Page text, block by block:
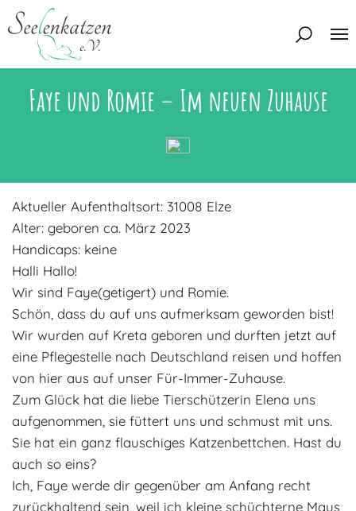
Über uns
Mitglied werden
Eine Katze adoptieren
Interessentenbogen
Zuhause gesucht
Zuhause gefunden
Regenbogenbrücke
Adoptantenberichte
Infos rund um die Katze
Deine Hilfe
Kontakt
Interessentenbogen
Kontaktformular
FAQ
Blog
Faye und Romie – Im neuen Zuhause
Aktueller Aufenthaltsort: 31008 Elze
Alter: geboren ca. März 2023
Handicaps: keine
Halli Hallo!
Wir sind Faye(getigert) und Romie.
Schön, dass du auf uns aufmerksam geworden bist!
Wir wurden auf Kreta geboren und durften jetzt auf
eine Pflegestelle nach Deutschland reisen und hoffen
von hier aus auf unser Für-Immer-Zuhause.
Zum Glück hat die liebe Tierschützerin Elena uns
aufgenommen, sie füttert uns und schmust mit uns.
Sie hat ein ganz flauschiges Katzenbettchen. Hast du
auch so eins?
Ich, Faye werde dir gegenüber am Anfang recht
zurückhaltend sein, weil ich kleine schüchterne Maus